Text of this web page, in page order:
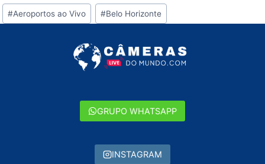
Tags
do
#Aeroportos ao Vivo #Belo Horizonte
GRUPO WHATSAPP
INSTAGRAM